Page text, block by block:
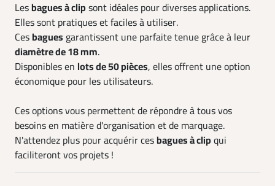
Lesbagues à clip sont idéales pour diverses applications.
Elles sont pratiques et faciles à utiliser.
Cesbagues garantissent une parfaite tenue grâce à leur
diamètre de 18 mm.
Disponibles en lots de 50 pièces, elles offrent une option
économique pour les utilisateurs.
Ces options vous permettent de répondre à tous vos
besoins en matière d'organisation et de marquage.
N'attendez plus pour acquérir cesbagues à clip qui
faciliteront vos projets !